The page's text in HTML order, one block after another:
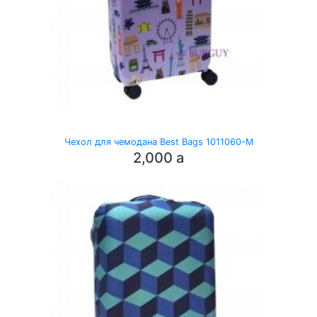
Чехол для чемодана Best Bags 1011060-M
2,000 a